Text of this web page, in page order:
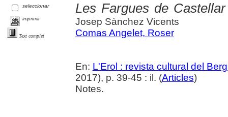
seleccionar
imprimir
Text complet
Les Fargues de
Josep Sànchez Vicents
Comas Angelet, Roser
En: L'Erol : revista cultural del
2017), p. 39-45 : il. (Articles)
Notes.